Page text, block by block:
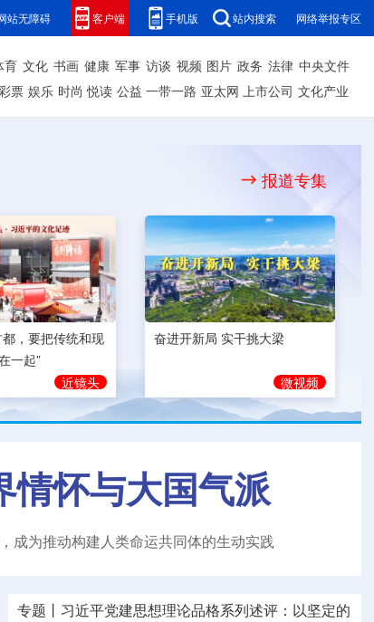
站无障碍 客户端 手机版 站内搜索 网络举报专区
育 文化 书画 健康 军事 访谈 视频 图片 政务 法律 中央文件
票 娱乐 时尚 悦读 公益 一带一路 亚太网 上市公司 文化产业
报道专集
，要把传统和现
一起”
近镜头
奋进开新局 实干挑大梁
微视频
怀与大国气派
成为推动构建人类命运共同体的生动实践
专题丨 习近平党建思想理论品格系列述评：以坚定的